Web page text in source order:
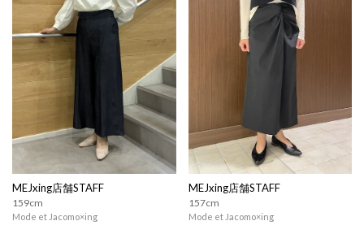
MEJxing店舗STAFF
159cm
Mode et Jacomo×ing
MEJxing店舗STAFF
157cm
Mode et Jacomo×ing